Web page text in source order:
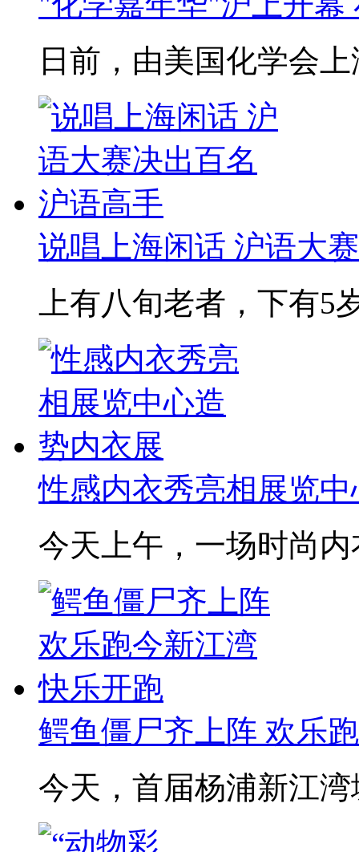
日前，由美国化学会
说唱上海闲话 沪语大
上有八旬老者，下有5
性感内衣秀亮相展览
今天上午，一场时尚
鳄鱼僵尸齐上阵 欢乐
今天，首届杨浦新江